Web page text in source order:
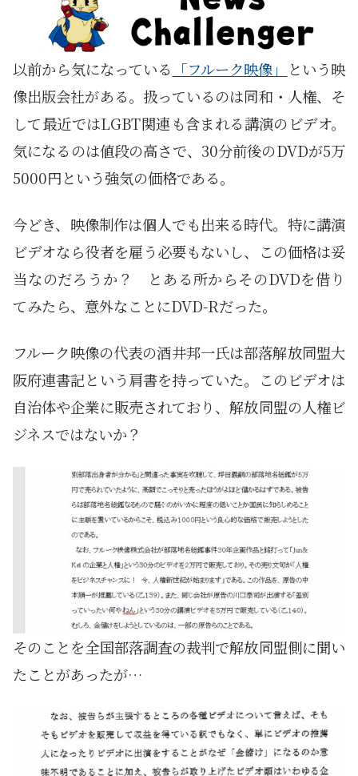
以前から気になっている 「フルーク映像」
という映
像出版会社がある。扱っているのは同和・人権、そ
して最近ではLGBT関連も含まれる講演のビデオ。
気になるのは値段の高さで、30分前後のDVDが5万
5000円という強気の価格である。
今どき、映像制作は個人でも出来る時代。特に講演
ビデオなら役者を雇う必要もないし、この価格は妥
当なのだろうか？ とある所からそのDVDを借り
てみたら、意外なことにDVD-Rだった。
フルーク映像の代表の酒井邦一氏は部落解放同盟大
阪府連書記という肩書を持っていた。このビデオは
自治体や企業に販売されており、解放同盟の人権ビ
ジネスではないか？
そのことを全国部落調査の裁判で解放同盟側に聞い
たことがあったが…